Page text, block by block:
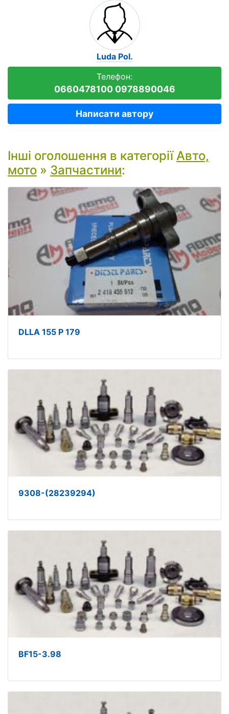
Luda Pol.
Телефон:
0660478100 0978890046
Написати автору
Інші оголошення в категоріїАвто,
мото » Запчастини:
DLLA 155 P 179
9308-(28239294)
BF15-3.98